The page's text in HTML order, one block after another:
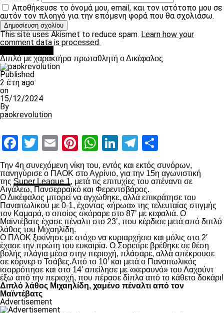
Αποθήκευσε το όνομά μου, email, και τον ιστότοπο μου σε
αυτόν τον πλοηγό για την επόμενη φορά που θα σχολιάσω.
This site uses Akismet to reduce spam. Learn how your
comment data is processed.
Διπλό με χαρακτήρα πρωταθλητή ο Δικέφαλος
Published
2 έτη ago
on
15/12/2024
By
paokrevolution
Facebook
Twitter
EmailPinterest
WhatsApp
LinkedIn
Telegram
Την 4η συνεχόμενη νίκη του, εντός και εκτός συνόρων,
πανηγύρισε ο ΠΑΟΚ στο Αγρίνιο, για την 15η αγωνιστική
της Super League 1, μετά τις επιτυχίες του απέναντι σε
Αιγάλεω, Πανσερραϊκό και Φερεντσβάρος.
Ο Δικέφαλος μπορεί να αγχώθηκε, αλλά επικράτησε του
Παναιτωλικού με 0-1, έχοντας «ήρωα» της τελευταίας στιγμής
τον Καμαρά, ο οποίος σκόραρε στο 87’ με κεφαλιά. Ο
Μαϊντέβατς έχασε πέναλτι στο 23’, που κέρδισε μετά από διπλό
λάθος του Μιχαηλίδη.
Ο ΠΑΟΚ ξεκίνησε με στόχο να κυριαρχήσει και μόλις στο 2′
έχασε την πρώτη του ευκαιρία. Ο Σορετίρε βρέθηκε σε θέση
βολής πλάγια μέσα στην περιοχή, πλάσαρε, αλλά απέκρουσε
σε κόρνερ ο Τσάβες.Από το 10’ και μετά ο Παναιτωλικός
ισορρόπησε και στο 14′ απείλησε με «κεραυνό» του Λαχούντ
έξω από την περιοχή, που πέρασε δίπλα από το κάθετο δοκάρι!
Διπλό λάθος Μιχαηλίδη, χαμένο πέναλτι από τον
Μαϊντέβατς
Advertisement